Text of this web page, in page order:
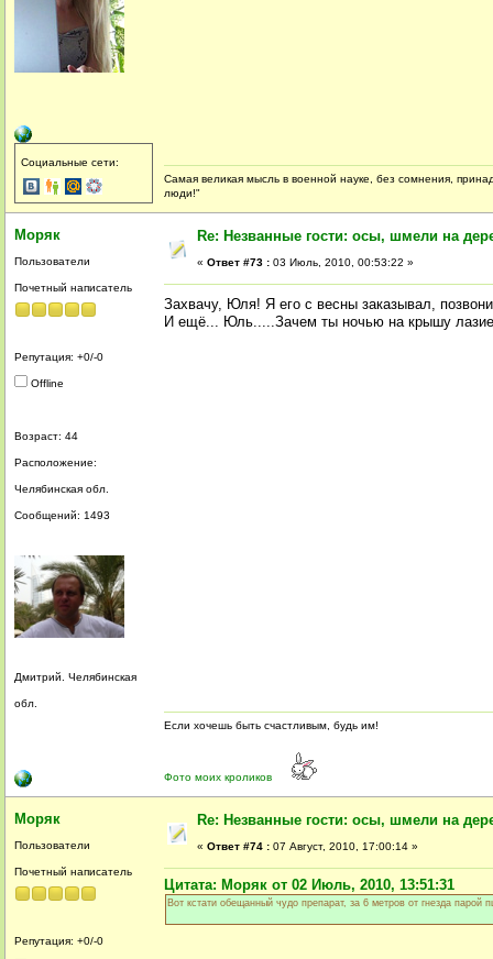
Социальные сети:
Самая великая мысль в военной науке, без сомнения,
люди!"
Моряк
Пользователи
Почетный написатель
Репутация: +0/-0
Offline
Возраст: 44
Расположение:
Челябинская обл.
Сообщений: 1493
Дмитрий. Челябинская
обл.
Re: Незванные гости: осы, шмели на
« Ответ #73 : 03 Июль, 2010, 00:53:22 »
Захвачу, Юля! Я его с весны заказывал,
И ещё... Юль.....Зачем ты ночью на крышу
Если хочешь быть счастливым, будь им!
Фото моих кроликов
Моряк
Пользователи
Почетный написатель
Репутация: +0/-0
Re: Незванные гости: осы, шмели на
« Ответ #74 : 07 Август, 2010, 17:00:14 »
Цитата: Моряк от 02 Июль, 2010, 13:51:31
Вот кстати обещанный чудо препарат, за 6 метров от гнезда парой